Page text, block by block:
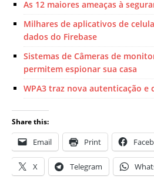
As 12 maiores ameaças à
Milhares de aplicativos de
dados do Firebase
Sistemas de Câmeras de
permitem espionar sua casa
WPA3 traz nova autenticação e
Share this:
Email Print
X Telegram